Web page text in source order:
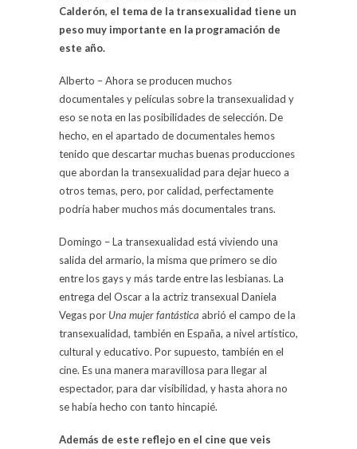
Calderón, el tema de la transexualidad tiene un
peso muy importante en la programación de
este año.
Alberto – Ahora se producen muchos
documentales y películas sobre la transexualidad y
eso se nota en las posibilidades de selección. De
hecho, en el apartado de documentales hemos
tenido que descartar muchas buenas producciones
que abordan la transexualidad para dejar hueco a
otros temas, pero, por calidad, perfectamente
podría haber muchos más documentales trans.
Domingo – La transexualidad está viviendo una
salida del armario, la misma que primero se dio
entre los gays y más tarde entre las lesbianas. La
entrega del Oscar a la actriz transexual Daniela
Vegas por Una mujer fantástica abrió el campo de la
transexualidad, también en España, a nivel artístico,
cultural y educativo. Por supuesto, también en el
cine. Es una manera maravillosa para llegar al
espectador, para dar visibilidad, y hasta ahora no
se había hecho con tanto hincapié.
Además de este reflejo en el cine que veis